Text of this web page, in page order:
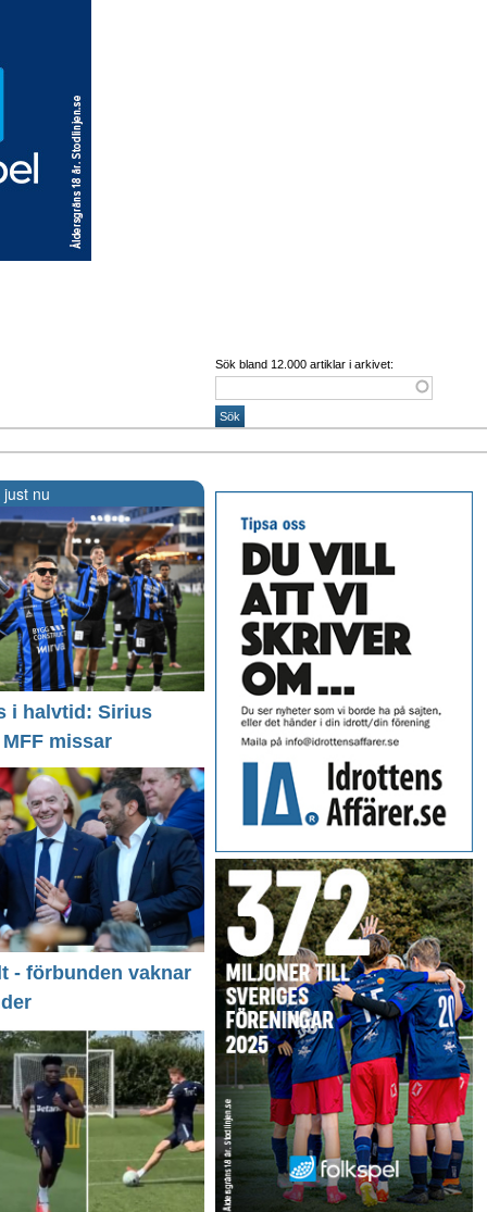
Sök bland 12.000 artiklar i arkivet:
nu
i halvtid: Sirius
missar
- förbunden vaknar